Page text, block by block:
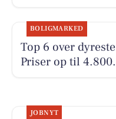
BOLIGMARKED
Top 6 over
Priser op til
JOBNYT